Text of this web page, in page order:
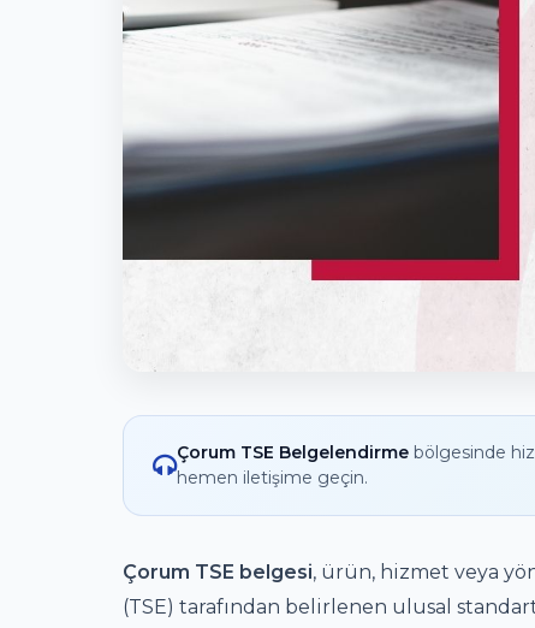
Çorum TSE Belgelendirme bölgesinde
hemen iletişime geçin.
Çorum TSE belgesi, ürün, hizmet veya
(TSE) tarafından belirlenen ulusal